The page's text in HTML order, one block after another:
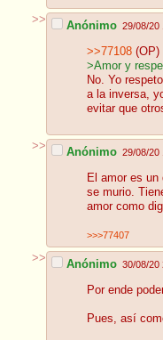
>> Anónimo 29/08/20
>>77108 (OP)
>Amor y
No. Yo
a la inversa,
evitar que
>> Anónimo 29/08/20
El amor es
se murio.
amor como
>>>77407
>> Anónimo 30/08/20
Por ende
Pues, así